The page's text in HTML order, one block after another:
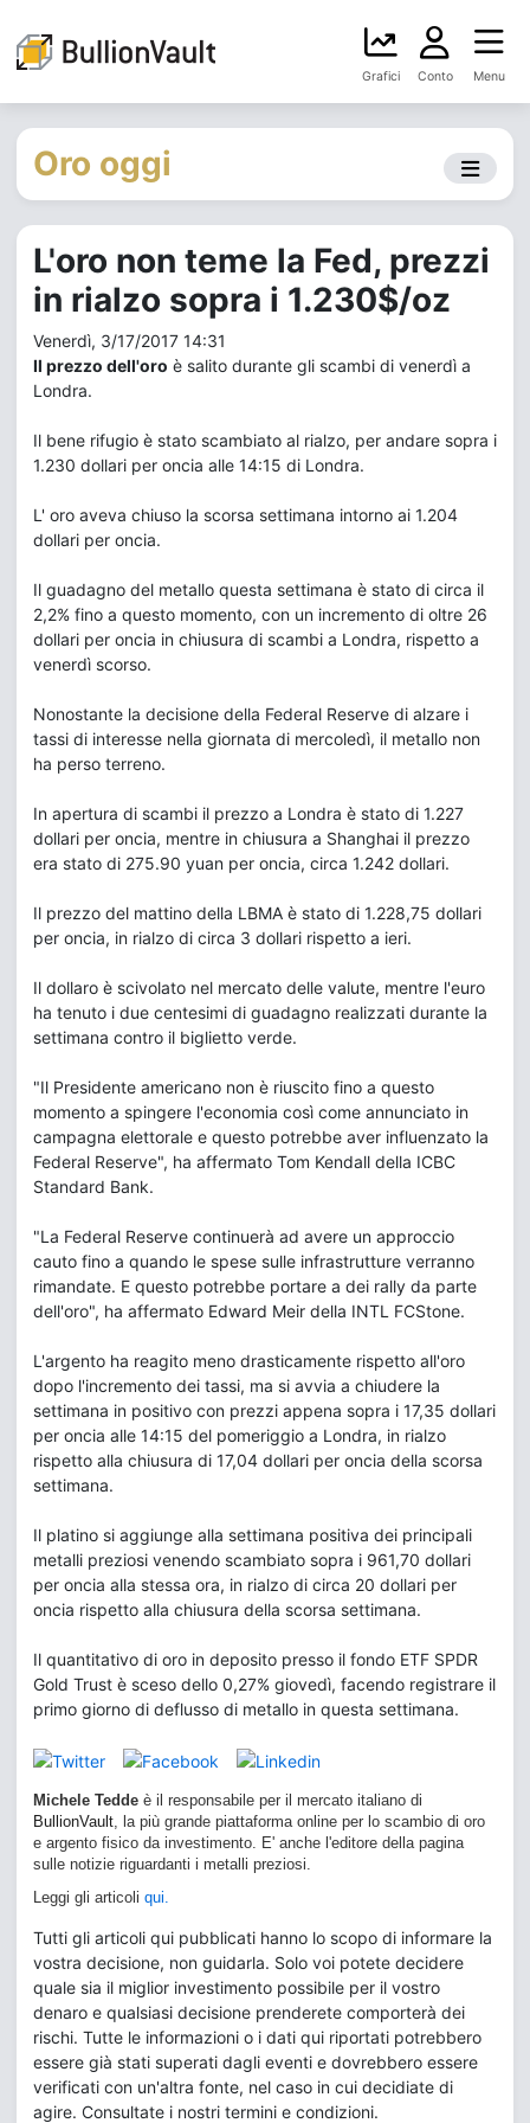
Grafici Conto Menu
Oro oggi
L'oro non teme la Fed, prezzi
in rialzo sopra i 1.230$/oz
Venerdì, 3/17/2017 14:31
Il prezzo dell'oro è salito durante gli scambi di venerdì a
Londra.
Il bene rifugio è stato scambiato al rialzo, per andare sopra i
1.230 dollari per oncia alle 14:15 di Londra.
L' oro aveva chiuso la scorsa settimana intorno ai 1.204
dollari per oncia.
Il guadagno del metallo questa settimana è stato di circa il
2,2% fino a questo momento, con un incremento di oltre 26
dollari per oncia in chiusura di scambi a Londra, rispetto a
venerdì scorso.
Nonostante la decisione della Federal Reserve di alzare i
tassi di interesse nella giornata di mercoledì, il metallo non
ha perso terreno.
In apertura di scambi il prezzo a Londra è stato di 1.227
dollari per oncia, mentre in chiusura a Shanghai il prezzo
era stato di 275.90 yuan per oncia, circa 1.242 dollari.
Il prezzo del mattino della LBMA è stato di 1.228,75 dollari
per oncia, in rialzo di circa 3 dollari rispetto a ieri.
Il dollaro è scivolato nel mercato delle valute, mentre l'euro
ha tenuto i due centesimi di guadagno realizzati durante la
settimana contro il biglietto verde.
"Il Presidente americano non è riuscito fino a questo
momento a spingere l'economia così come annunciato in
campagna elettorale e questo potrebbe aver influenzato la
Federal Reserve", ha affermato Tom Kendall della ICBC
Standard Bank.
"La Federal Reserve continuerà ad avere un approccio
cauto fino a quando le spese sulle infrastrutture verranno
rimandate. E questo potrebbe portare a dei rally da parte
dell'oro", ha affermato Edward Meir della INTL FCStone.
L'argento ha reagito meno drasticamente rispetto all'oro
dopo l'incremento dei tassi, ma si avvia a chiudere la
settimana in positivo con prezzi appena sopra i 17,35 dollari
per oncia alle 14:15 del pomeriggio a Londra, in rialzo
rispetto alla chiusura di 17,04 dollari per oncia della scorsa
settimana.
Il platino si aggiunge alla settimana positiva dei principali
metalli preziosi venendo scambiato sopra i 961,70 dollari
per oncia alla stessa ora, in rialzo di circa 20 dollari per
oncia rispetto alla chiusura della scorsa settimana.
Il quantitativo di oro in deposito presso il fondo ETF SPDR
Gold Trust è sceso dello 0,27% giovedì, facendo registrare il
primo giorno di deflusso di metallo in questa settimana.
Michele Tedde è il responsabile per il mercato italiano di
BullionVault , la più grande piattaforma online per lo scambio di oro
e argento fisico da investimento. E' anche l'editore della pagina
sulle notizie riguardanti i metalli preziosi.
Leggi gli articoli qui.
Tutti gli articoli qui pubblicati hanno lo scopo di informare la
vostra decisione, non guidarla. Solo voi potete decidere
quale sia il miglior investimento possibile per il vostro
denaro e qualsiasi decisione prenderete comporterà dei
rischi. Tutte le informazioni o i dati qui riportati potrebbero
essere già stati superati dagli eventi e dovrebbero essere
verificati con un'altra fonte, nel caso in cui decidiate di
agire. Consultate i nostri termini e condizioni.